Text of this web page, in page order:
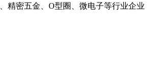
精密五金、O型圈、微电子等行业企业